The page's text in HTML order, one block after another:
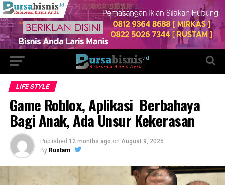
LIFE STYLE
Game Roblox, Aplikasi Berbahaya
Bagi Anak, Ada Unsur Kekerasan
Published 12 months ago on August 9, 2025
By Rustam